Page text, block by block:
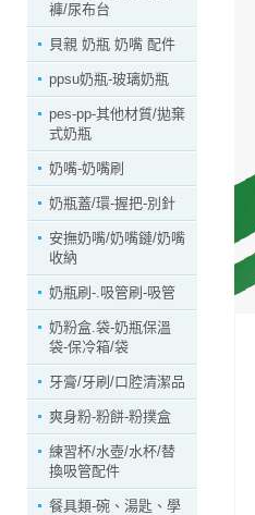
褲/尿布台
貝親 奶瓶 奶嘴 配件
ppsu奶瓶-玻璃奶瓶
pes-pp-其他材質/拋棄
式奶瓶
奶嘴-奶嘴刷
奶瓶蓋/環-握把-別針
安撫奶嘴/奶嘴鏈/奶嘴
收納
奶瓶刷-.吸管刷-吸管
奶粉盒.袋-奶瓶保溫
袋-保冷箱/袋
牙膏/牙刷/口腔清潔品
爽身粉-粉餅-粉撲盒
練習杯/水壺/水杯/替
換吸管配件
餐具類-碗、湯匙、學